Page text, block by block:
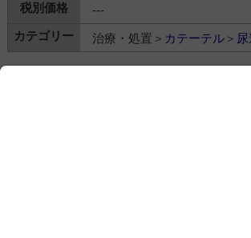
---
治療・処置＞ カテーテル＞